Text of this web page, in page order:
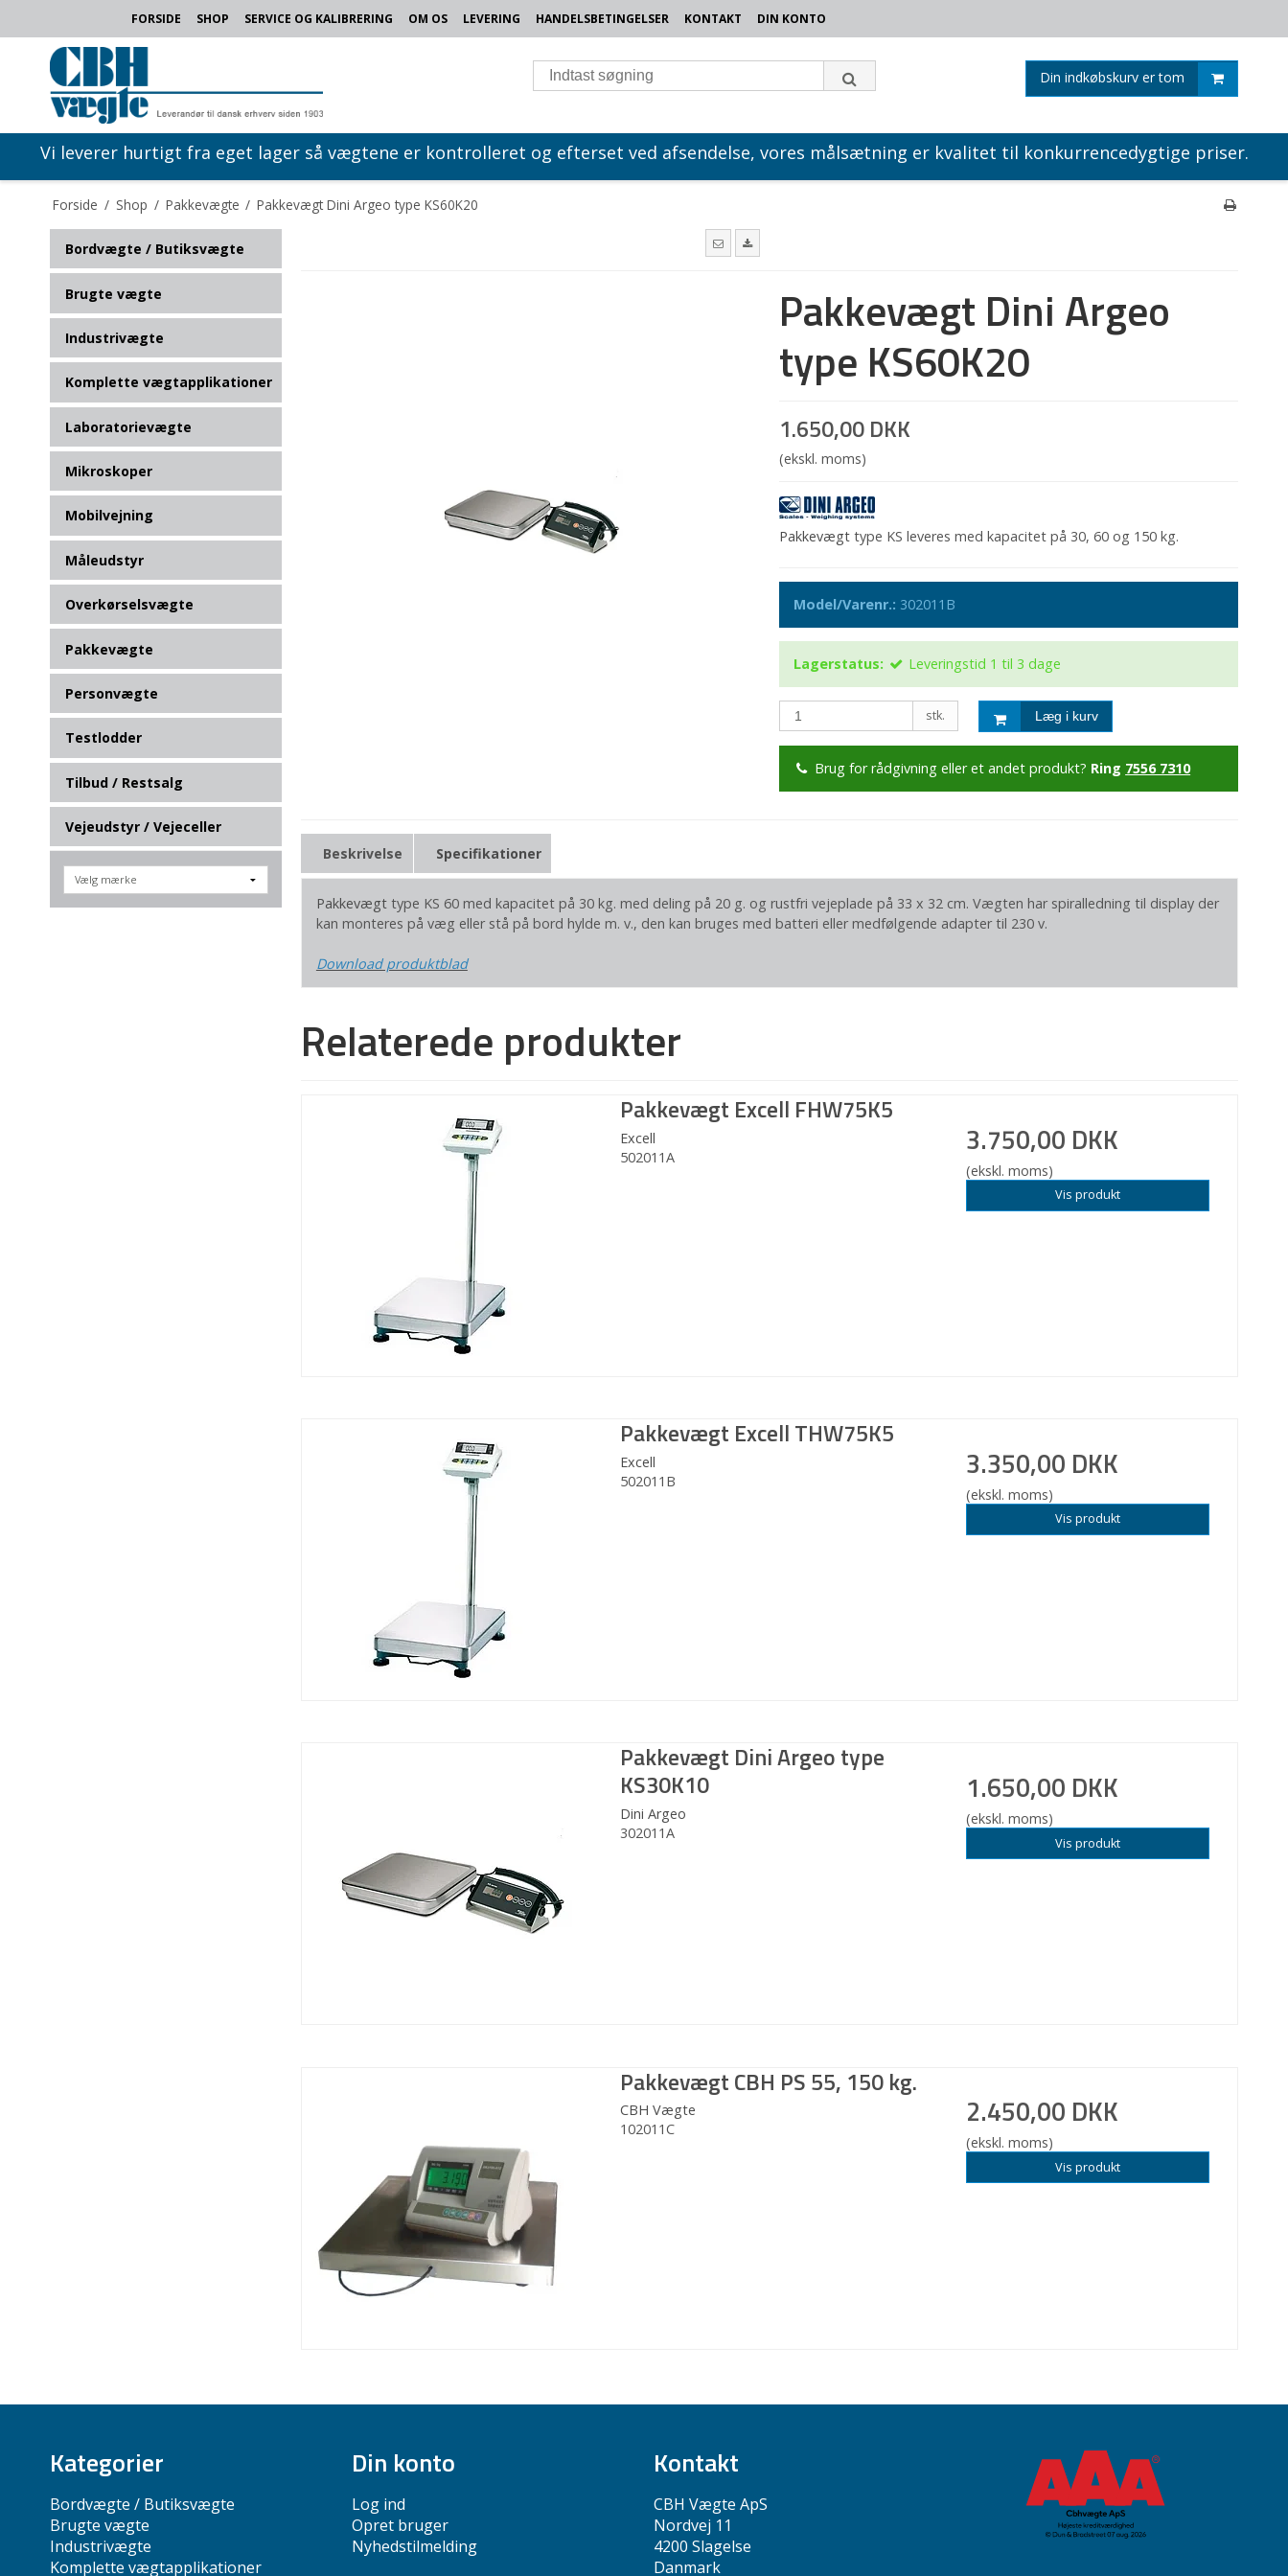
FORSIDE SHOP SERVICE OG KALIBRERING OM OS LEVERING HANDELSBETINGELSER KONTAKT DIN KONTO
Din indkøbskurv er tom
Vi leverer hurtigt fra eget lager så vægtene er kontrolleret og efterset ved afsendelse, vores målsætning er kvalitet til konkurrencedygtige priser.
Forside / Shop / Pakkevægte / Pakkevægt Dini Argeo type KS60K20
Bordvægte / Butiksvægte
Brugte vægte
Industrivægte
Komplette vægtapplikationer
Laboratorievægte
Mikroskoper
Mobilvejning
Måleudstyr
Overkørselsvægte
Pakkevægte
Personvægte
Testlodder
Tilbud / Restsalg
Vejeudstyr / Vejeceller
Pakkevægt Dini Argeo
type KS60K20
1.650,00 DKK
(ekskl. moms)
Pakkevægt type KS leveres med kapacitet på 30, 60 og 150 kg.
Model/Varenr.: 302011B
Lagerstatus: Leveringstid 1 til 3 dage
stk. Læg i kurv
Brug for rådgivning eller et andet produkt? Ring 7556 7310
Beskrivelse Specifikationer
Pakkevægttype KS 60 med kapacitet på 30 kg. med deling på 20 g. og rustfri vejeplade på 33 x 32 cm. Vægten har spiralledning til display der
kan monteres på væg eller stå på bord hylde m. v., den kan bruges med batteri eller medfølgende adapter til 230 v.
Download produktblad
Relaterede produkter
Pakkevægt Excell FHW75K5
Excell
502011A
3.750,00 DKK
(ekskl. moms)
Vis produkt
Pakkevægt Excell THW75K5
Excell
502011B
3.350,00 DKK
(ekskl. moms)
Vis produkt
Pakkevægt Dini Argeo type
KS30K10
Dini Argeo
302011A
1.650,00 DKK
(ekskl. moms)
Vis produkt
Pakkevægt CBH PS 55, 150 kg.
CBH Vægte
102011C
2.450,00 DKK
(ekskl. moms)
Vis produkt
Kategorier
Bordvægte / Butiksvægte
Brugte vægte
Industrivægte
Komplette vægtapplikationer
Din konto
Log ind
Opret bruger
Nyhedstilmelding
Kontakt
CBH Vægte ApS
Nordvej 11
4200 Slagelse
Danmark